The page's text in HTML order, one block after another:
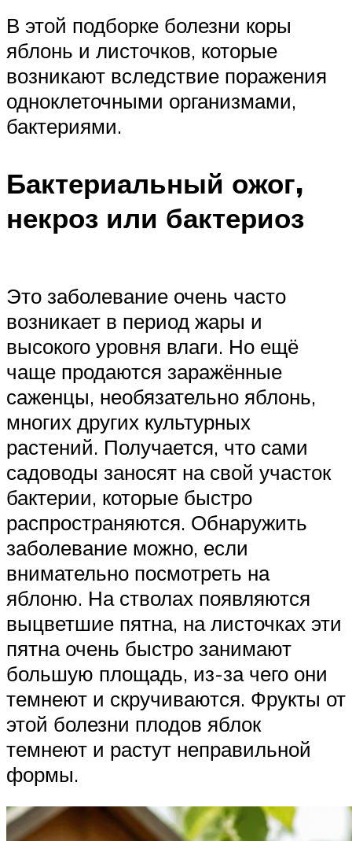
В этой подборке болезни коры
яблонь и листочков, которые
возникают вследствие поражения
одноклеточными организмами,
бактериями.
Бактериальный ожог,
некроз или бактериоз
Это заболевание очень часто
возникает в период жары и
высокого уровня влаги. Но ещё
чаще продаются заражённые
саженцы, необязательно яблонь,
многих других культурных
растений. Получается, что сами
садоводы заносят на свой участок
бактерии, которые быстро
распространяются. Обнаружить
заболевание можно, если
внимательно посмотреть на
яблоню. На стволах появляются
выцветшие пятна, на листочках эти
пятна очень быстро занимают
большую площадь, из-за чего они
темнеют и скручиваются. Фрукты от
этой болезни плодов яблок
темнеют и растут неправильной
формы.